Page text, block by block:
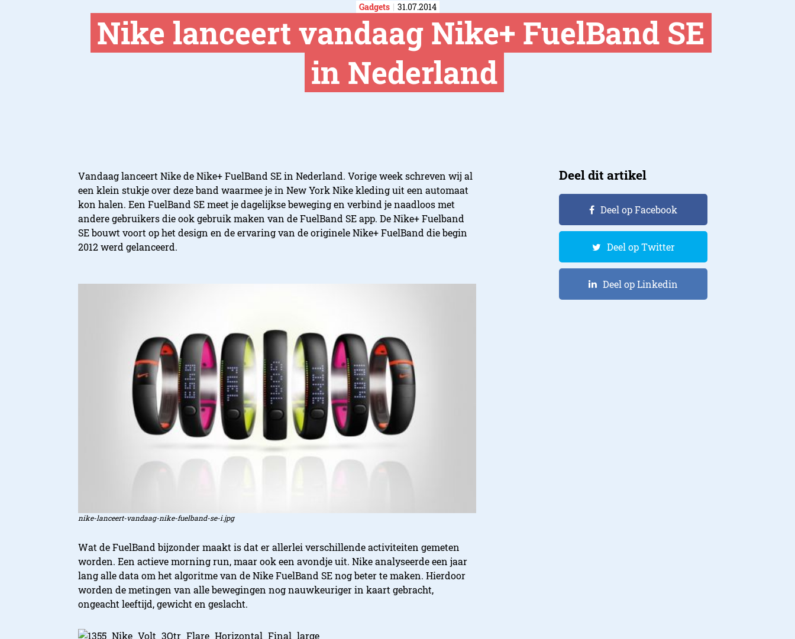
Gadgets 31.07.2014
Nike lanceert vandaag Nike+ FuelBand SE
in Nederland
Vandaag lanceert Nike de Nike+ FuelBand SE in Nederland. Vorige week schreven wij al
een klein stukje over deze band waarmee je in New York Nike kleding uit een automaat
kon halen. Een FuelBand SE meet je dagelijkse beweging en verbind je naadloos met
andere gebruikers die ook gebruik maken van de FuelBand SE app. De Nike+ Fuelband
SE bouwt voort op het design en de ervaring van de originele Nike+ FuelBand die begin
2012 werd gelanceerd.
nike-lanceert-vandaag-nike-fuelband-se-i.jpg
Wat de FuelBand bijzonder maakt is dat er allerlei verschillende activiteiten gemeten
worden. Een actieve morning run, maar ook een avondje uit. Nike analyseerde een jaar
lang alle data om het algoritme van de Nike FuelBand SE nog beter te maken. Hierdoor
worden de metingen van alle bewegingen nog nauwkeuriger in kaart gebracht,
ongeacht leeftijd, gewicht en geslacht.
Deel dit artikel
Deel op Facebook
Deel op Twitter
Deel op Linkedin